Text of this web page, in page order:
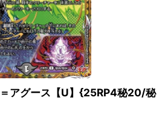
＝アグース【U】{25RP4秘20/秘